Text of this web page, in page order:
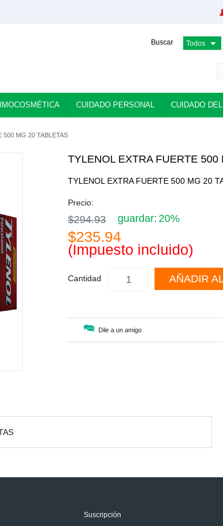
Buscar
CUIDADO PERSONAL CUIDADO
500 MG 20 TABLETAS
TYLENOL EXTRA FUERTE 500
TYLENOL EXTRA FUERTE 500 MG 20
Precio:
$294.93 guardar: 20%
$235.94
(Impuesto incluido)
Cantidad AÑADIR
Dile a un amigo
Suscripción